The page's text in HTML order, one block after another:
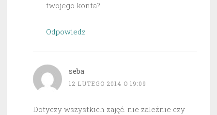
twojego konta?
Odpowiedz
seba
12 LUTEGO 2014 O 19:09
Dotyczy wszystkich zajęć. nie zależnie czy